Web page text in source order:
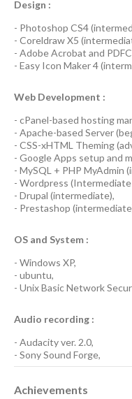
Design :
- Photoshop CS4(
- Coreldraw X5 (
- Adobe Acrobat and
- Easy Icon Maker 4(
Web Development :
- cPanel-based hosting
- Apache-based Server(
- CSS-xHTML Theming(
- Google Apps setup and
- MySQL + PHP MyAdmin (
- Wordpress (
- Drupal (intermediate),
- Prestashop (intermediate
OS and System :
- Windows XP,
- ubuntu,
- Unix Basic Network
Audio recording :
- Audacity ver. 2.0,
- Sony Sound Forge,
Achievements